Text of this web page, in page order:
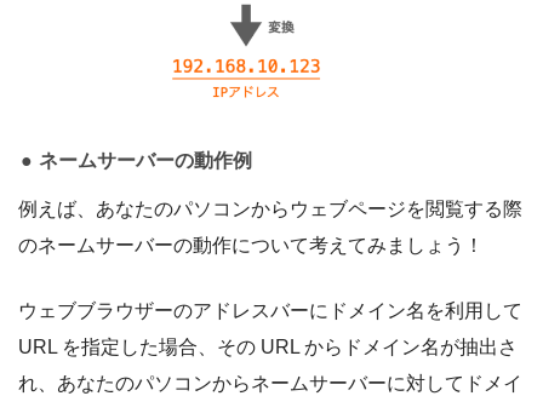
ネームサーバーの動作例
例えば、あなたのパソコンからウェブページを閲覧する際
のネームサーバーの動作について考えてみましょう！
ウェブブラウザーのアドレスバーにドメイン名を利用して
URL を指定した場合、その URL からドメイン名が抽出さ
れ、あなたのパソコンからネームサーバーに対してドメイ